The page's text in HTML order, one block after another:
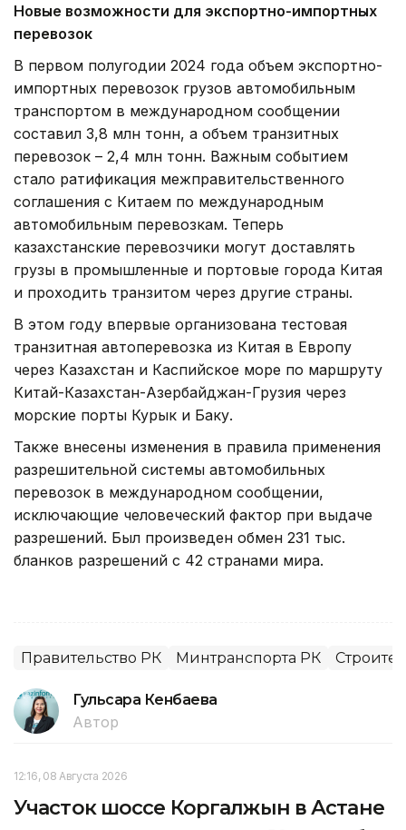
Новые возможности для экспортно-импортных
перевозок
В первом полугодии 2024 года объем экспортно-
импортных перевозок грузов автомобильным
транспортом в международном сообщении
составил 3,8 млн тонн, а объем транзитных
перевозок – 2,4 млн тонн. Важным событием
стало ратификация межправительственного
соглашения с Китаем по международным
автомобильным перевозкам. Теперь
казахстанские перевозчики могут доставлять
грузы в промышленные и портовые города Китая
и проходить транзитом через другие страны.
В этом году впервые организована тестовая
транзитная автоперевозка из Китая в Европу
через Казахстан и Каспийское море по маршруту
Китай-Казахстан-Азербайджан-Грузия через
морские порты Курык и Баку.
Также внесены изменения в правила применения
разрешительной системы автомобильных
перевозок в международном сообщении,
исключающие человеческий фактор при выдаче
разрешений. Был произведен обмен 231 тыс.
бланков разрешений с 42 странами мира.
Правительство РК Минтранспорта РК
Гульсара Кенбаева
Автор
12:16, 08 Августа 2026
Участок шоссе Коргалжын в Астане